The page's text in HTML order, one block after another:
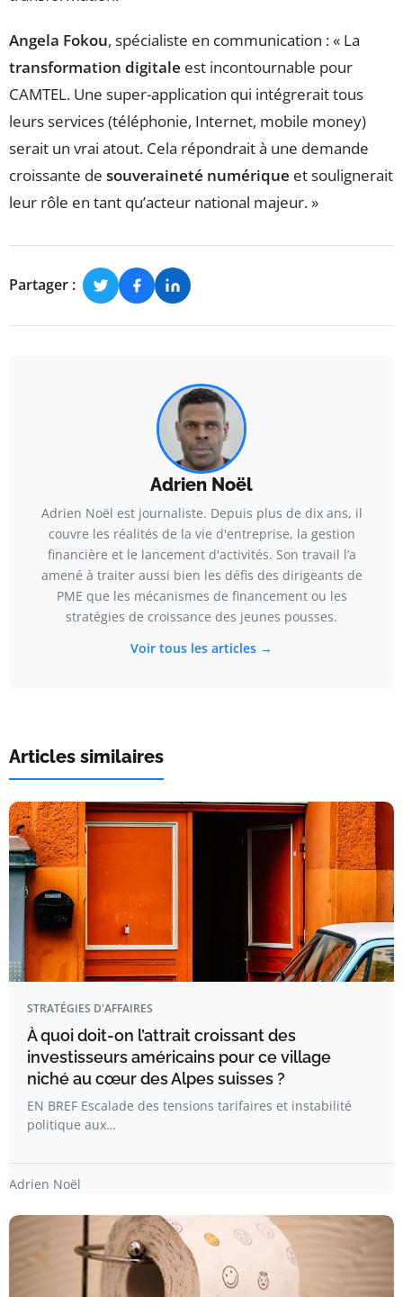
Angela Fokou, spécialiste en communication : « La
transformation digitale est incontournable pour
CAMTEL. Une super-application qui intégrerait tous
leurs services (téléphonie, Internet, mobile money)
serait un vrai atout. Cela répondrait à une demande
croissante de souveraineté numérique et soulignerait
leur rôle en tant qu’acteur national majeur. »
Partager :
Adrien Noël
Adrien Noël est journaliste. Depuis plus de dix ans, il
couvre les réalités de la vie d'entreprise, la gestion
financière et le lancement d'activités. Son travail l’a
amené à traiter aussi bien les défis des dirigeants de
PME que les mécanismes de financement ou les
stratégies de croissance des jeunes pousses.
Voir tous les articles →
Articles similaires
STRATÉGIES D'AFFAIRES
À quoi doit-on l’attrait croissant des
investisseurs américains pour ce village
niché au cœur des Alpes suisses ?
EN BREF Escalade des tensions tarifaires et instabilité
politique aux…
Adrien Noël